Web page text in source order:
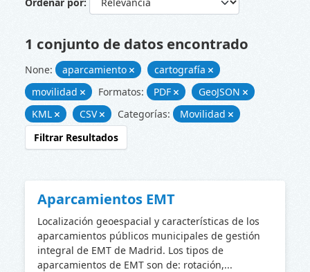
1 conjunto de datos encontrado
None: aparcamiento
cartografía
movilidad
Formatos: PDF
GeoJSON
KML
CSV Categorías:
Movilidad
Filtrar Resultados
Aparcamientos EMT
Localización geoespacial y características de los
aparcamientos públicos municipales de gestión
integral de EMT de Madrid. Los tipos de
aparcamientos de EMT son de: rotación,...